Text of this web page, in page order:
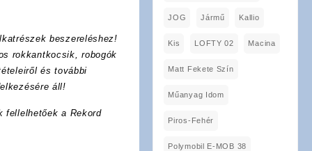
beszereléshez!
rokkantkocsik, robogók
és további
áll!
fellelhetőek a Rekord
JOG Jármű Kallio
Kis LOFTY 02 Macina
Matt Fekete Szín
Műanyag Idom
Piros-Fehér
Polymobil E-MOB 38